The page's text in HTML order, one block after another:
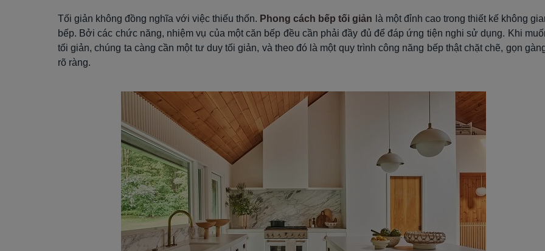
Tối giản không đồng nghĩa với việc thiếu thốn. Phong cách bếp tối giản là một đỉnh cao trong thiết kế không
bếp. Bởi các chức năng, nhiệm vụ của một căn bếp đều cần phải đầy đủ để đáp ứng tiện nghi sử dụng. Khi
tối giản, chúng ta càng cần một tư duy tối giản, và theo đó là một quy trình công năng bếp thật chặt chẽ, gọn
rõ ràng.